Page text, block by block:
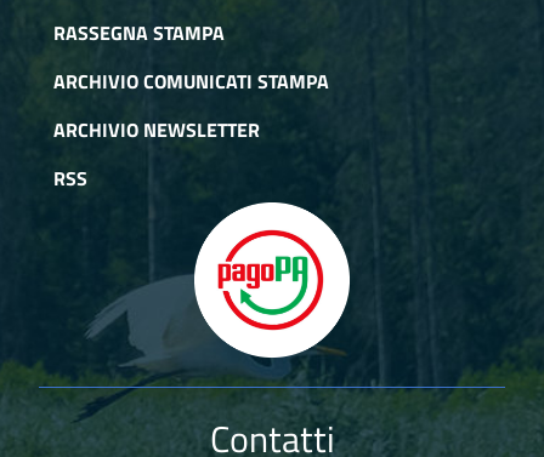
RASSEGNA STAMPA
ARCHIVIO COMUNICATI STAMPA
ARCHIVIO NEWSLETTER
RSS
Contatti